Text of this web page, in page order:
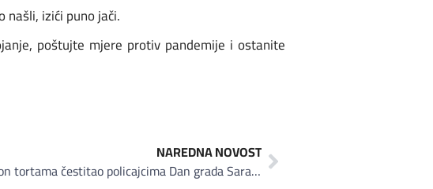
našli, izići puno jači.
poštujte mjere protiv pandemije i ostanite
NAREDNA NOVOST
Hoše komerc poklon tortama čestitao policajcima Dan grada Sarajeva i Dan policije